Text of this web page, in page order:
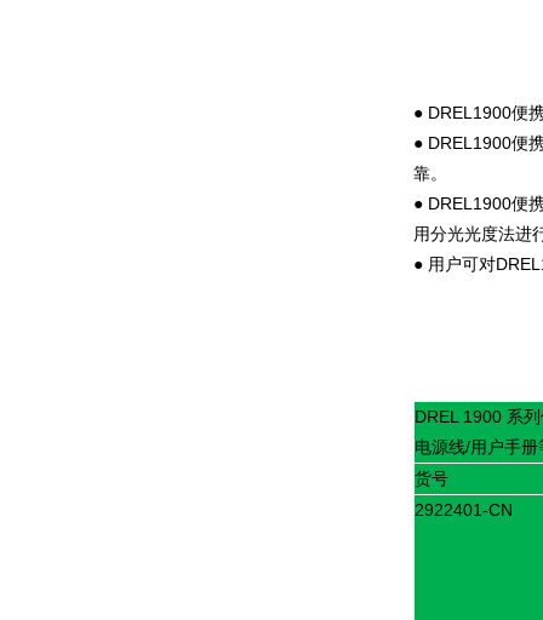
● DREL1900便
● DREL1900便
靠。
● DREL1900便
用分光光度法进
● 用户可对
DREL 1900 系
电源线/用户手册
货号
2922401-CN